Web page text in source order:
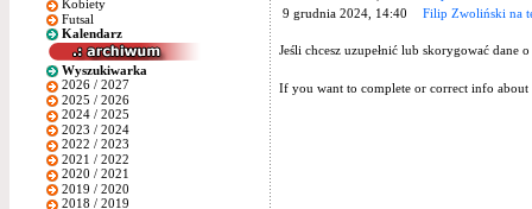
Kobiety
Futsal
Kalendarz
Wyszukiwarka
2026 / 2027
2025 / 2026
2024 / 2025
2023 / 2024
2022 / 2023
2021 / 2022
2020 / 2021
2019 / 2020
2018 / 2019
9 grudnia 2024, 14:40
Filip Zwoliński na
Jeśli chcesz uzupełnić lub skorygować
If you want to complete or correct info